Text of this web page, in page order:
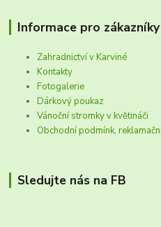
Informace pro zákazníky
Zahradnictví v Karviné
Kontakty
Fotogalerie
Dárkový poukaz
Vánoční stromky v květináči
Obchodní podmínk,
Sledujte nás na FB